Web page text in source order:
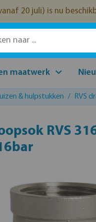
20 juli) is nu
maatwerk
& hulpstukken / RVS
RVS